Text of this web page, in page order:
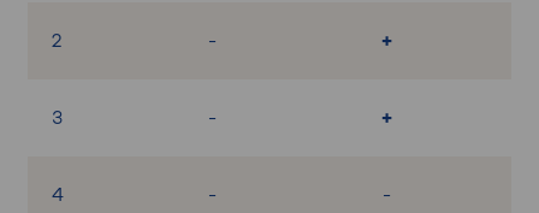
2 - +
3 - +
4 - -